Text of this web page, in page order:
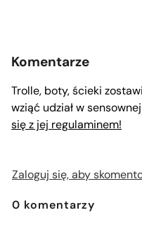
Komentarze
Trolle, boty, ścieki
wziąć udział w
się z jej regulaminem!
Zaloguj się, aby
0 komentarzy